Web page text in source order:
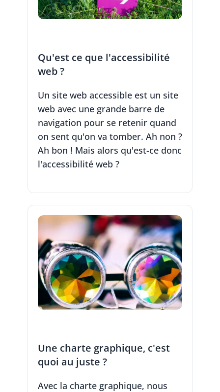
Qu'est ce que l'accessibilité
web ?
Un site web accessible est un site
web avec une grande barre de
navigation pour se retenir quand
on sent qu'on va tomber. Ah non ?
Ah bon ! Mais alors qu'est-ce donc
l'accessibilité web ?
Une charte graphique, c'est
quoi au juste ?
Avec la charte graphique, nous